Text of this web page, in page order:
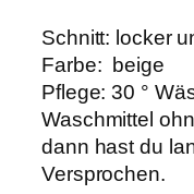
g
e
M
e
n
g
e
Schnitt: locker
Farbe: beige
Pflege: 30 °
Waschmittel
dann hast du
Versprochen.